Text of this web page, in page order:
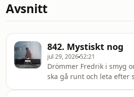
Avsnitt
842. Mystiskt nog
jul 29, 2026 52:21
Drömmer Fredrik i smyg
ska gå runt och leta efter